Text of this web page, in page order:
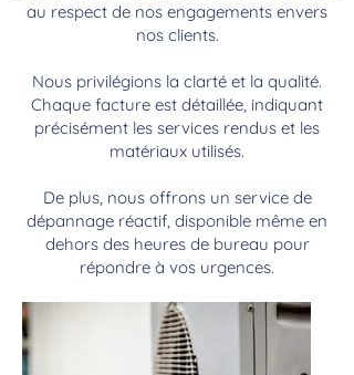
au respect de nos engagements envers
nos clients.
Nous privilégions la clarté et la qualité.
Chaque facture est détaillée, indiquant
précisément les services rendus et les
matériaux utilisés.
De plus, nous offrons un service de
dépannage réactif, disponible même en
dehors des heures de bureau pour
répondre à vos urgences.